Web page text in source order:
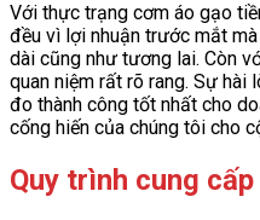
Với thực trạng cơm áo gạo
đều vì lợi nhuận trước mắt
dài cũng như tương lai. Còn
quan niệm rất rõ rang. Sự hài
đo thành công tốt nhất cho
cống hiến của chúng tôi cho
Quy trình cung